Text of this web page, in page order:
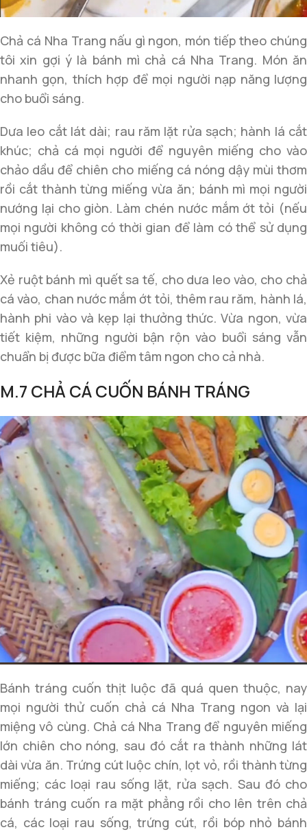
Chả cá Nha Trang nấu gì ngon, món tiếp theo chúng
tôi xin gợi ý là bánh mì chả cá Nha Trang. Món ăn
nhanh gọn, thích hợp để mọi người nạp năng lượng
cho buổi sáng.
Dưa leo cắt lát dài; rau răm lặt rửa sạch; hành lá cắt
khúc; chả cá mọi người để nguyên miếng cho vào
chảo dầu để chiên cho miếng cá nóng dậy mùi thơm
rồi cắt thành từng miếng vừa ăn; bánh mì mọi người
nướng lại cho giòn. Làm chén nước mắm ớt tỏi (nếu
mọi người không có thời gian để làm có thể sử dụng
muối tiêu).
Xẻ ruột bánh mì quết sa tế, cho dưa leo vào, cho chả
cá vào, chan nước mắm ớt tỏi, thêm rau răm, hành lá,
hành phi vào và kẹp lại thưởng thức. Vừa ngon, vừa
tiết kiệm, những người bận rộn vào buổi sáng vẫn
chuẩn bị được bữa điểm tâm ngon cho cả nhà.
M.7 CHẢ CÁ CUỐN BÁNH TRÁNG
Bánh tráng cuốn thịt luộc đã quá quen thuộc, nay
mọi người thử cuốn chả cá Nha Trang ngon và lại
miệng vô cùng. Chả cá Nha Trang để nguyên miếng
lớn chiên cho nóng, sau đó cắt ra thành những lát
dài vừa ăn. Trứng cút luộc chín, lọt vỏ, rồi thành từng
miếng; các loại rau sống lặt, rửa sạch. Sau đó cho
bánh tráng cuốn ra mặt phẳng rồi cho lên trên chả
cá, các loại rau sống, trứng cút, rồi bóp nhỏ bánh